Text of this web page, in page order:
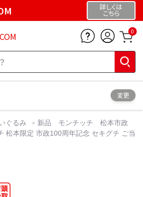
詳しくは
こちら
0
変更
ぐるみ
新品 モンチッチ 松本市政
松本限定 市政100周年記念 セキグチ ご当